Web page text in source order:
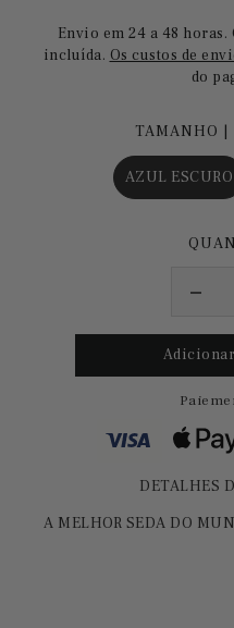
Envio em 24 a 48
incluída. Os custos de
do
TAMANHO |
AZUL ESCURO
DETALHES
A MELHOR SEDA DO